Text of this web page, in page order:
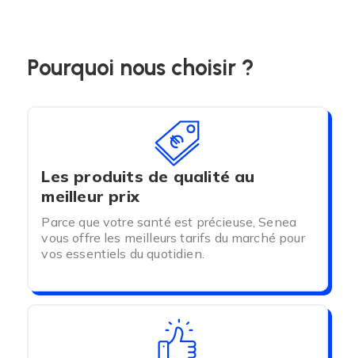
Pourquoi nous choisir ?
Les produits de qualité au
meilleur prix
Parce que votre santé est précieuse, Senea
vous offre les meilleurs tarifs du marché pour
vos essentiels du quotidien.